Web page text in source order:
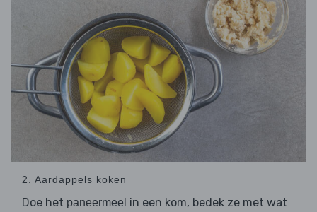
2. Aardappels koken
Doe het paneermeel in een kom, bedek ze met wat